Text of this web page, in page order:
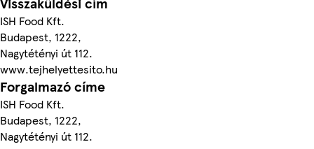
ISH Food Kft.
Budapest, 1222,
Nagytétényi út 112.
www.tejhelyettesito.hu
Forgalmazó címe
ISH Food Kft.
Budapest, 1222,
Nagytétényi út 112.